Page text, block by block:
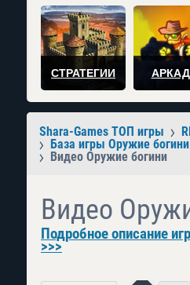
СТРАТЕГИИ
Shara-Games ТОП игры
База игры Оружие богини
Видео Оружие богини
Видео
Подробное описание
>>>